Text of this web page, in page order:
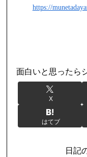
https://
面白いと思ったら
X
はてブ
日記